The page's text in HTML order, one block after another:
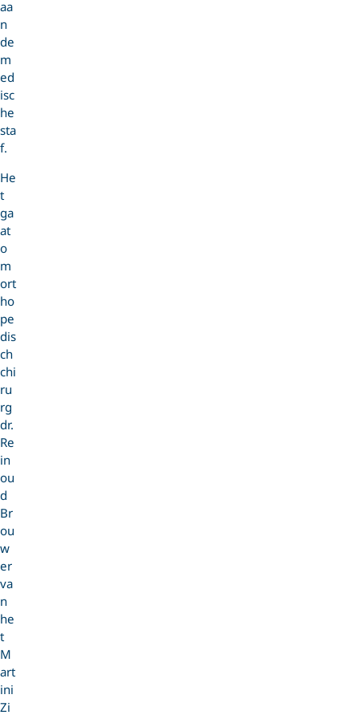
aa
n
de
m
ed
isc
he
sta
f.
He
t
ga
at
o
m
ort
ho
pe
dis
ch
chi
ru
rg
dr.
Re
in
ou
d
Br
ou
w
er
va
n
he
t
M
art
ini
Zi